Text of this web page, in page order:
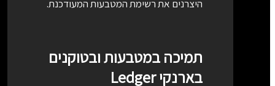
היצרנים את רשימת המטבעות המעודכנת.
תמיכה במטבעות ובטוקנים
בארנקי Ledger